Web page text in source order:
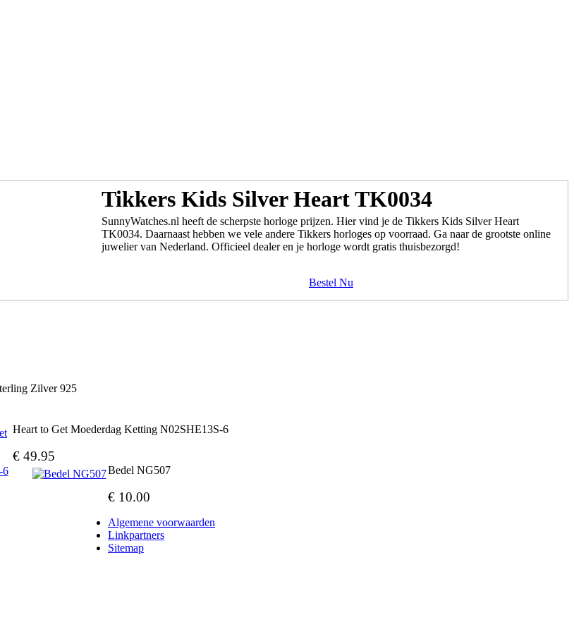
Tikkers Kids Silver Heart TK0034
SunnyWatches.nl heeft de scherpste horloge prijzen. Hier vind je de Tikkers Kids Silver Heart
TK0034. Daarnaast hebben we vele andere Tikkers horloges op voorraad. Ga naar de grootste online
juwelier van Nederland. Officieel dealer en je horloge wordt gratis thuisbezorgd!
Bestel Nu
Zilver 925
Heart to Get Moederdag Ketting N02SHE13S-6
€ 49.95
Bedel NG507
€ 10.00
Algemene voorwaarden
Linkpartners
Sitemap